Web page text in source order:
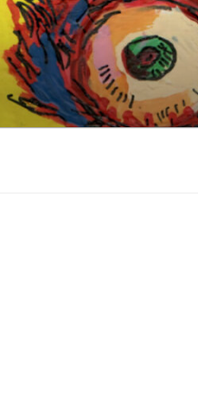
Przejdź
do
treści